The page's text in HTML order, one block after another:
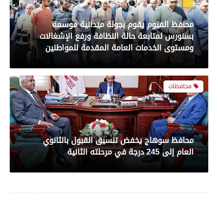
بعدسة الخبر المصري| شاهد أبرز لقطات مباراة
الأهلي وبيراميدز فى الدورى
رياضة
بعدسة الخبر المصري| شاهد أبرز لقطات مباراة
الزمالك و شباب بلوزداد الجزائري فى كأس
الكونفدرالية الإفريقية
محافظ سوهاج يخفض تنسيق القبول بالثانوي
العام إلى 245 درجة في مرحلته الثانية
محافظات
محافظ الفيوم يتفقد سير العمل بالمركز
التكنولوجي بسنورس